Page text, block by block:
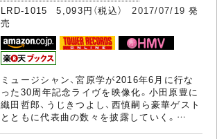
LRD-1015 5,093円（税込）2017/07/19 発
売
ミュージシャン、宮原学が2016年6月に行な
った30周年記念ライヴを映像化。小田原豊に
織田哲郎、うじきつよし、西慎嗣ら豪華ゲスト
とともに代表曲の数々を披露していく。…